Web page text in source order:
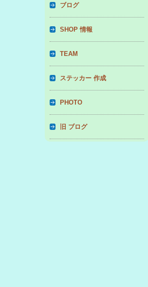
ブログ
SHOP 情報
TEAM
ステッカー 作成
PHOTO
旧 ブログ